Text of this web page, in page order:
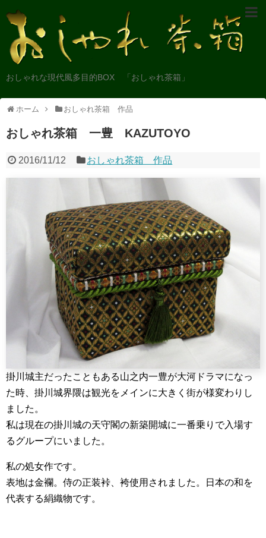
おしゃれな現代風多目的BOX 「おしゃれ茶箱」
ホーム おしゃれ茶箱 作品
おしゃれ茶箱 一豊 KAZUTOYO
2016/11/12 おしゃれ茶箱 作品
掛川城主だったこともある山之内一豊が大河ドラマになっ
た時、掛川城界隈は観光をメインに大きく街が様変わりし
ました。
私は現在の掛川城の天守閣の新築開城に一番乗りで入場す
るグループにいました。
私の処女作です。
表地は金襴。侍の正装裃、袴使用されました。日本の和を
代表する絹織物です。